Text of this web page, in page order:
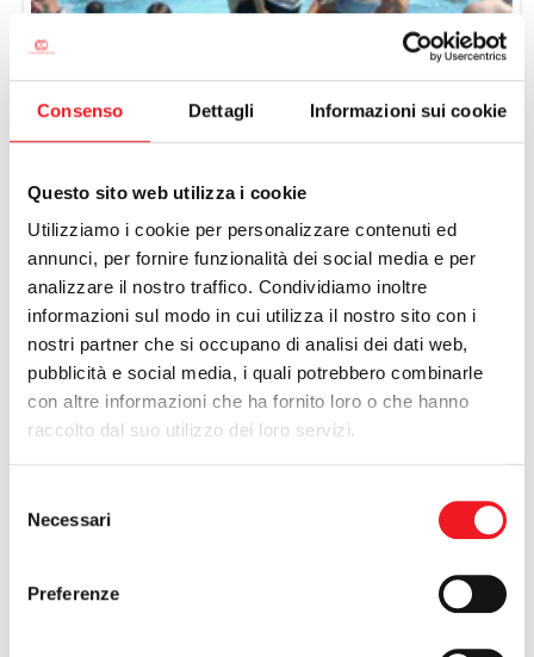
Consenso Dettagli Informazioni sui cookie
Questo sito web utilizza i cookie
Utilizziamo i cookie per personalizzare contenuti ed
annunci, per fornire funzionalità dei social media e per
analizzare il nostro traffico. Condividiamo inoltre
informazioni sul modo in cui utilizza il nostro sito con i
nostri partner che si occupano di analisi dei dati web,
pubblicità e social media, i quali potrebbero combinarle
con altre informazioni che ha fornito loro o che hanno
raccolto dal suo utilizzo dei loro servizi.
delNecessari
Preferenze
della Cano si sono goduti un 15 agosto rinfrescato da qualche
nuvoletta passeggiera e dai tradizionali gavettoni. Per un giorno
anche gli assistenti bagnanti hanno chiuso un occhio, le cuffie
sono sparite e i tuffatori hanno avuto via libera.